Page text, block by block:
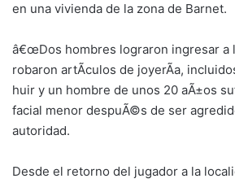
en una vivienda de la zona de Barnet.
â€œDos hombres lograron ingresar a
robaron artÃ­culos de joyerÃ­a,
huir y un hombre de unos 20 aÃ±os
facial menor despuÃ©s de ser
autoridad.
Desde el retorno del jugador a la